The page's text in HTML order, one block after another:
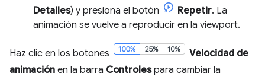
Detalles) y presiona el botón Repetir. La
animación se vuelve a reproducir en la viewport.
Haz clic en los botones
Velocidad de
animación en la barra Controlespara cambiar la